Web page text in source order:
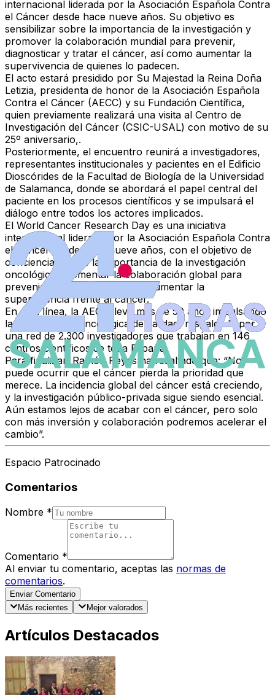
internacional liderada por la Asociación Española Contra
el Cáncer desde hace nueve años. Su objetivo es
sensibilizar sobre la importancia de la investigación y
promover la colaboración mundial para prevenir,
diagnosticar y tratar el cáncer, así como aumentar la
supervivencia de quienes lo padecen.
El acto estará presidido por Su Majestad la Reina Doña
Letizia, presidenta de honor de la Asociación Española
Contra el Cáncer (AECC) y su Fundación Científica,
quien previamente realizará una visita al Centro de
Investigación del Cáncer (CSIC-USAL) con motivo de su
25º aniversario,.
Posteriormente, el encuentro reunirá a investigadores,
representantes institucionales y pacientes en el Edificio
Dioscórides de la Facultad de Biología de la Universidad
de Salamanca, donde se abordará el papel central del
paciente en los procesos científicos y se impulsará el
diálogo entre todos los actores implicados.
El World Cancer Research Day es una iniciativa
internacional liderada por la Asociación Española Contra
el Cáncer desde hace nueve años, con el objetivo de
concienciar sobre la importancia de la investigación
oncológica
y fomentar lacolaboración global para
prevenir, diagnosticar, tratar y aumentar la
supervivencia frente al cáncer.
En esta línea, la AECC lleva más de50 años impulsando
la investigación oncológica de calidad , respaldada por
una red de2.300 investigadores que trabajan en 146
centros científicos de toda España.
Para finalizar,Ramón Reyes ha resaltado que: “No
puede ocurrir que el cáncer pierda la prioridad que
merece. La incidencia global del cáncer está creciendo,
y la investigación público-privada sigue siendo esencial.
Aún estamos lejos de acabar con el cáncer, pero solo
con más inversión y colaboración podremos acelerar el
cambio”.
Espacio Patrocinado
Comentarios
Nombre *
Comentario *
Al enviar tu comentario, aceptas las normas de
comentarios.
Enviar Comentario
Más recientes
Mejor valorados
Artículos Destacados